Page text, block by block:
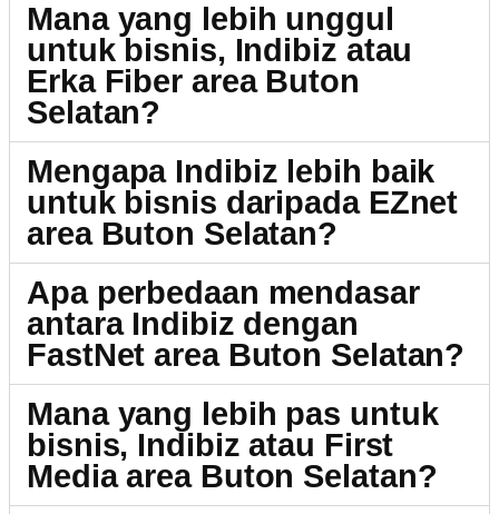
Mana yang lebih unggul
untuk bisnis, Indibiz atau
Erka Fiber area Buton
Selatan?
Mengapa Indibiz lebih baik
untuk bisnis daripada EZnet
area Buton Selatan?
Apa perbedaan mendasar
antara Indibiz dengan
FastNet area Buton Selatan?
Mana yang lebih pas untuk
bisnis, Indibiz atau First
Media area Buton Selatan?